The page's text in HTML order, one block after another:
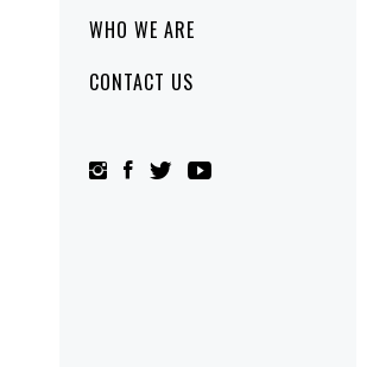
WHO WE ARE
CONTACT US